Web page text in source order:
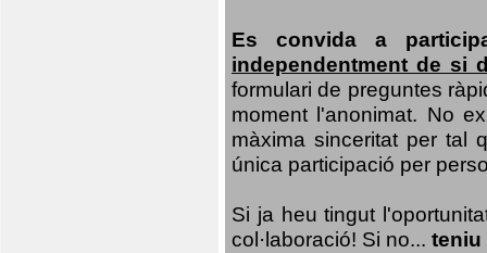
Es convida a
independentment de si
formulari de preguntes
moment l'anonimat. No
màxima sinceritat per tal
única participació per
Si ja heu tingut
col·laboració! Si no... teniu